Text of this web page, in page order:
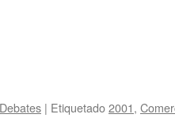
Debates | Etiquetado2001,